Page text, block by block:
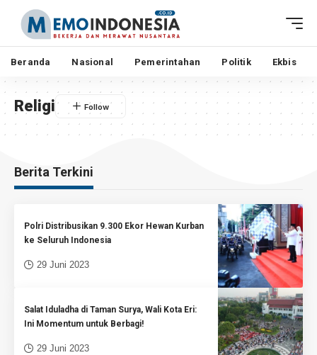
Beranda Nasional Pemerintahan Politik Ekbis
Religi
Berita Terkini
Polri Distribusikan 9.300 Ekor Hewan Kurban
ke Seluruh Indonesia
29 Juni 2023
Salat Iduladha di Taman Surya, Wali Kota Eri:
Ini Momentum untuk Berbagi!
29 Juni 2023